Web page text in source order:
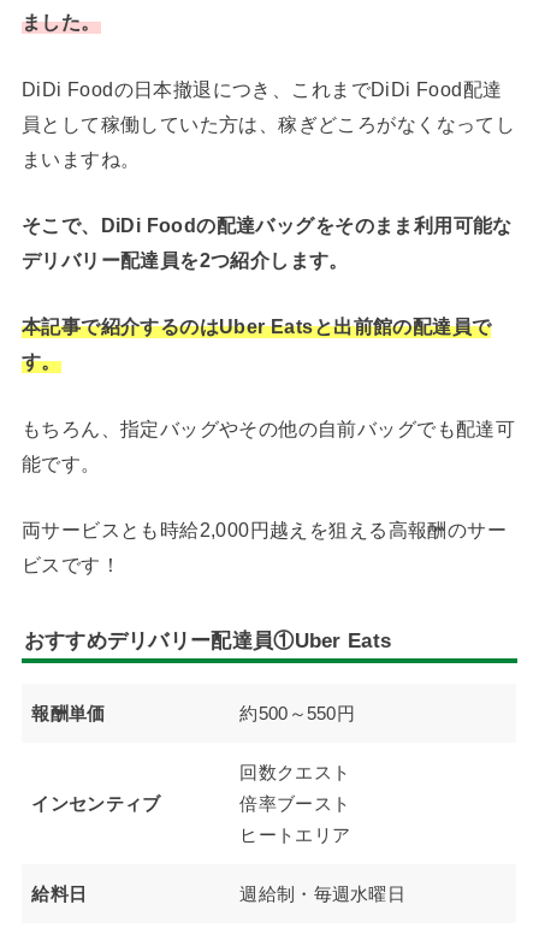
ました。
DiDi Foodの日本撤退につき、これまでDiDi Food配達
員として稼働していた方は、稼ぎどころがなくなってし
まいますね。
そこで、DiDi Foodの配達バッグをそのまま利用可能な
デリバリー配達員を2つ紹介します。
本記事で紹介するのはUber Eatsと出前館の配達員で
す。
もちろん、指定バッグやその他の自前バッグでも配達可
能です。
両サービスとも時給2,000円越えを狙える高報酬のサー
ビスです！
おすすめデリバリー配達員①Uber Eats
報酬単価 約500～550円
インセンティブ
回数クエスト
倍率ブースト
ヒートエリア
給料日 週給制・毎週水曜日